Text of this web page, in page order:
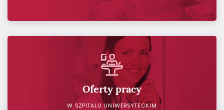
Oferty pracy
W SZPITALU UNIWERSYTECKIM